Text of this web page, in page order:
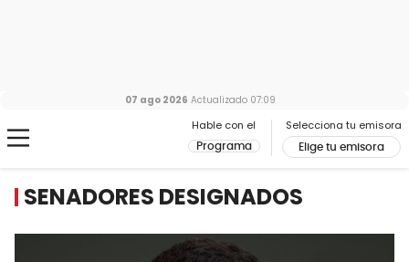
Hable con el
Programa
Selecciona tu emisora
Elige tu emisora
07 ago 2026 Actualizado 07:09
SENADORES DESIGNADOS